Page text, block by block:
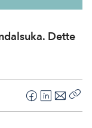
Dette
F
a
L
i
E
-